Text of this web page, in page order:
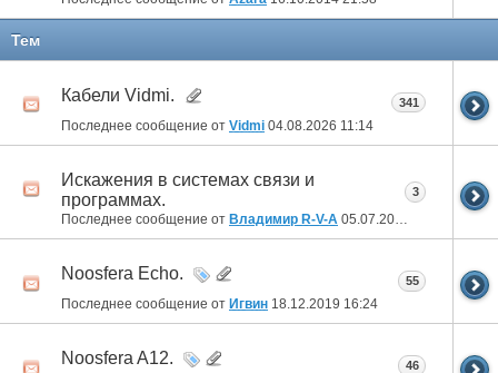
Тем
Кабели Vidmi.
Последнее сообщение от Vidmi 04.08.2026 11:14
341
Искажения в системах связи и
программах.
Последнее сообщение от Владимир R-V-A 05.07.2025
3
Noosfera Echo.
Последнее сообщение от Игвин 18.12.2019 16:24
55
Noosfera A12. 46